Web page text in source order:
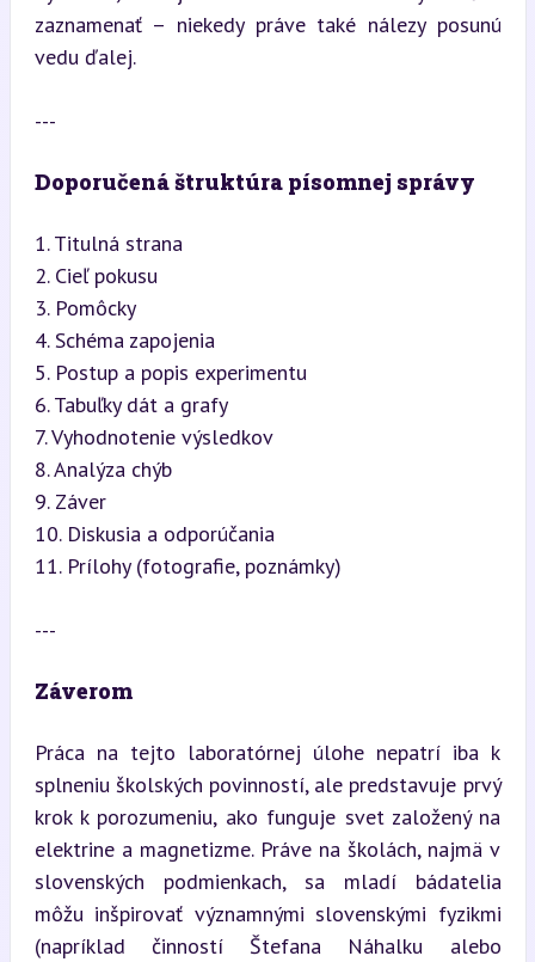
zaznamenať – niekedy práve také nálezy posunú
vedu ďalej.
---
Doporučená štruktúra písomnej správy
1. Titulná strana
2. Cieľ pokusu
3. Pomôcky
4. Schéma zapojenia
5. Postup a popis experimentu
6. Tabuľky dát a grafy
7. Vyhodnotenie výsledkov
8. Analýza chýb
9. Záver
10. Diskusia a odporúčania
11. Prílohy (fotografie, poznámky)
---
Záverom
Práca na tejto laboratórnej úlohe nepatrí iba k
splneniu školských povinností, ale predstavuje prvý
krok k porozumeniu, ako funguje svet založený na
elektrine a magnetizme. Práve na školách, najmä v
slovenských podmienkach, sa mladí bádatelia
môžu inšpirovať významnými slovenskými fyzikmi
(napríklad činností Štefana Náhalku alebo